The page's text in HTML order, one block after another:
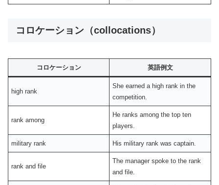
コロケーション（collocations）
コロケーション 英語例文
high rank
She earned a high rank in the
competition.
rank among
He ranks among the top ten
players.
military rank His military rank was captain.
rank and file
The manager spoke to the rank
and file.